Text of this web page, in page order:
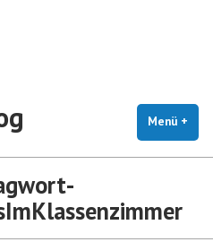
Menü +